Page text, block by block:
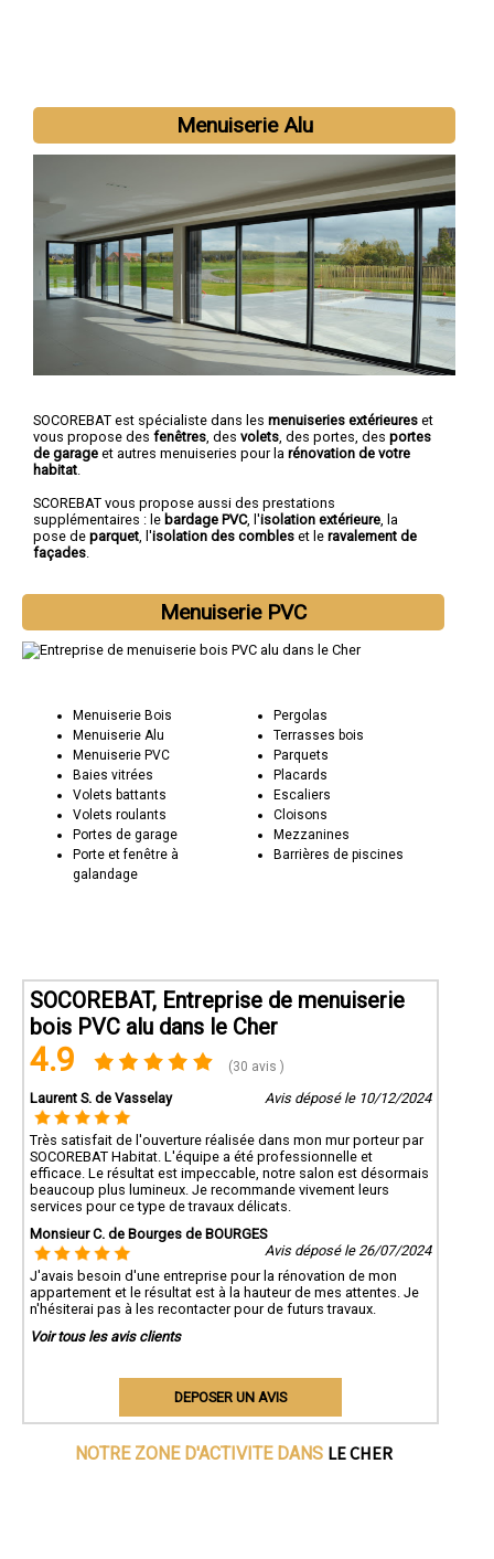
Menuiserie Alu
SOCOREBAT est spécialiste dans les menuiseries extérieures et
vous propose des fenêtres , des volets , des portes, des portes
de garage et autres menuiseries pour la rénovation de votre
habitat
SCOREBAT vous propose aussi des prestations
supplémentaires : le bardage PVC, l'isolation extérieure , la
pose de parquet , l'isolation des combles et le ravalement de
façades
Menuiserie PVC
Menuiserie Bois
Menuiserie Alu
Menuiserie PVC
Baies vitrées
Volets battants
Volets roulants
Portes de garage
Porte et fenêtre à
galandage
Pergolas
Terrasses bois
Parquets
Placards
Escaliers
Cloisons
Mezzanines
Barrières de piscines
SOCOREBAT, Entreprise de menuiserie
bois PVC alu dans le Cher
4.9 (30 avis )
Laurent S. de Vasselay Avis déposé le 10/12/2024
Très satisfait de l'ouverture réalisée dans mon mur porteur par
SOCOREBAT Habitat. L'équipe a été professionnelle et
efficace. Le résultat est impeccable, notre salon est désormais
beaucoup plus lumineux. Je recommande vivement leurs
services pour ce type de travaux délicats.
Monsieur C. de Bourges de BOURGES
Avis déposé le 26/07/2024
J'avais besoin d'une entreprise pour la rénovation de mon
appartement et le résultat est à la hauteur de mes attentes. Je
n'hésiterai pas à les recontacter pour de futurs travaux.
Voir tous les avis clients
DEPOSER UN AVIS
NOTRE ZONE D'ACTIVITE DANS LE CHER